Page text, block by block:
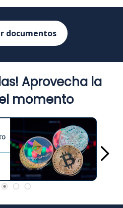
documentos
Aprovecha la
momento